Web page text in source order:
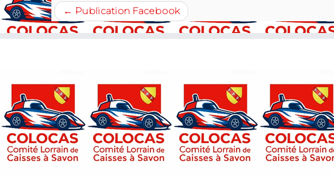
← Publication Facebook